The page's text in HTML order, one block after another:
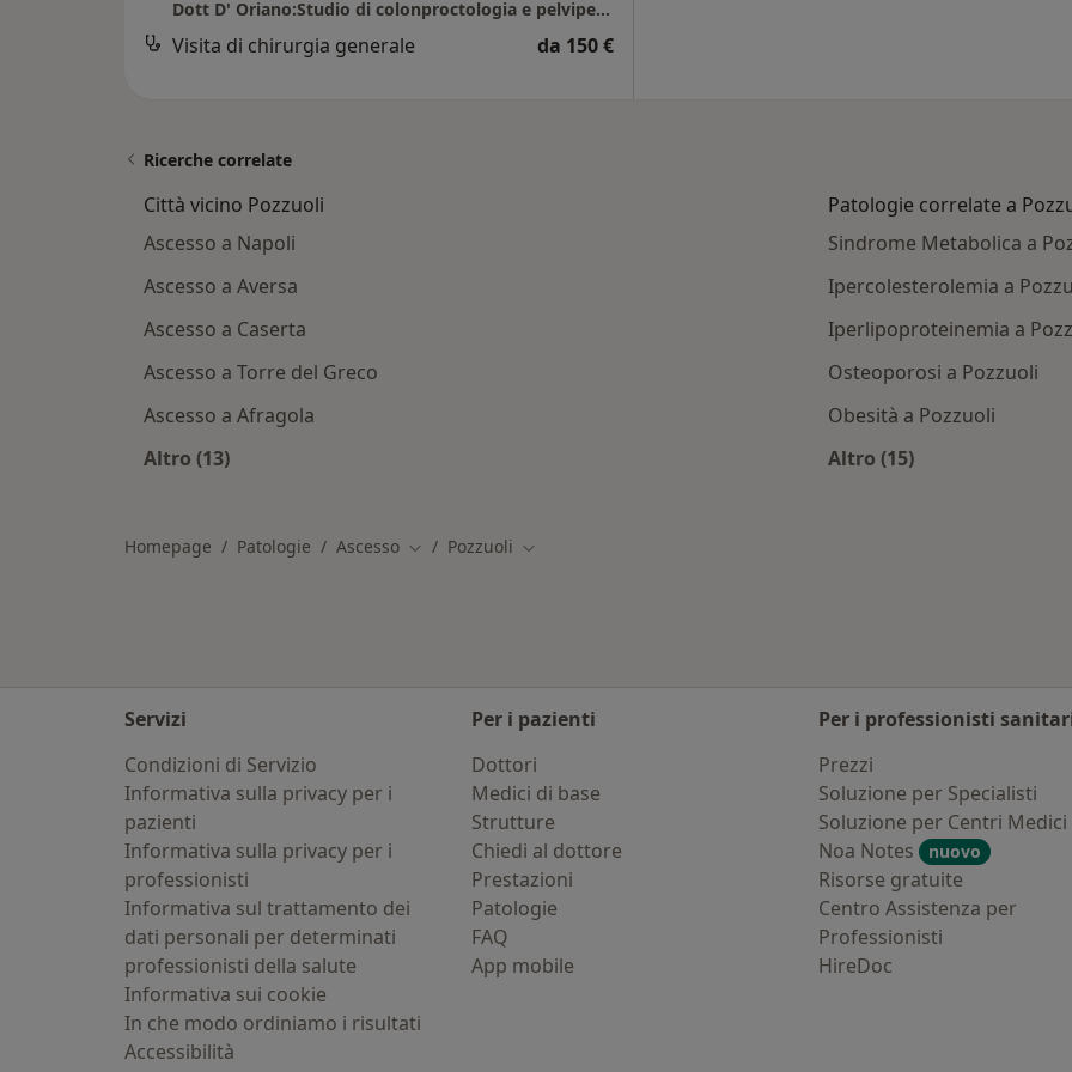
Dott D' Oriano:Studio di colonproctologia e pelviperineologia
Visita di chirurgia generale da 150 €
Ricerche correlate
Città vicino Pozzuoli
Ascesso a Napoli
Ascesso a Aversa
Ascesso a Caserta
Ascesso a Torre del Greco
Ascesso a Afragola
Altro (13)
Patologie correlate a
Sindrome Metabolica a
Ipercolesterolemia a
Iperlipoproteinemia a
Osteoporosi a Pozzuoli
Obesità a Pozzuoli
Altro (15)
Homepage Patologie Ascesso Cambia città
Pozzuoli Cambia città
Servizi
Condizioni di Servizio
Informativa sulla privacy per i
pazienti
Informativa sulla privacy per i
professionisti
Informativa sul trattamento dei
dati personali per determinati
professionisti della salute
Informativa sui cookie
In che modo ordiniamo i risultati
Accessibilità
Per i pazienti
Dottori
Medici di base
Strutture
Chiedi al dottore
Prestazioni
Patologie
FAQ
App mobile
Per i professionisti
Prezzi
Soluzione per Specialisti
Soluzione per Centri Medici
Noa Notes
nuovo
Risorse gratuite
Centro Assistenza per
Professionisti
HireDoc